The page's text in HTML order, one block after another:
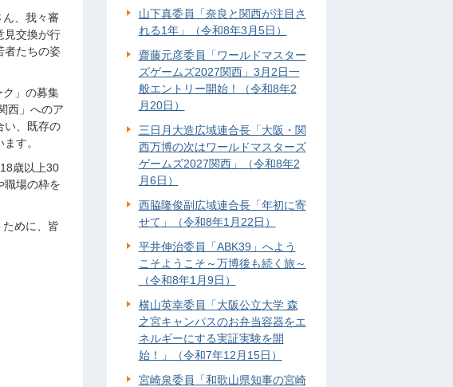
、我々審
見交換が行
者たちの姿
」の募集
西」へのア
い、既存の
す。
歳以上30
職場の枠を
めに、皆
山下真委員「奈良と関西が注目さ
れる1年」（令和8年3月5日）
齋藤元彦委員「ワールドマスター
ズゲームズ2027関西」3月2日一
般エントリー開始！（令和8年2
月20日）
三日月大造広域連合長「大阪・関
西万博の次はワールドマスターズ
ゲームズ2027関西」（令和8年2
月6日）
西脇隆俊副広域連合長「年初に寄
せて」（令和8年1月22日）
平井伸治委員「ABK39」へよう
こそようこそ～万博後も続く旅～
（令和8年1月9日）
横山英幸委員「大阪公立大学 森
之宮キャンパスのお弁当容器をエ
ネルギーにする実証実験を開
始！」（令和7年12月15日）
宮崎泉委員「和歌山県知事の宮崎